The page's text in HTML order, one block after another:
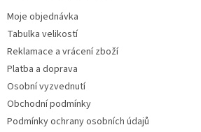
Moje objednávka
Tabulka velikostí
Reklamace a vrácení zboží
Platba a doprava
Osobní vyzvednutí
Obchodní podmínky
Podmínky ochrany osobních údajů